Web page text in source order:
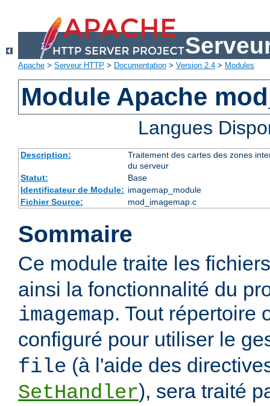
Apache > Serveur HTTP > Documentation > Version 2.4 > Modules
Module Apache
Langues
Description:
Traitement des cartes des zones
du serveur
Statut:
Base
Identificateur de Module: imagemap_module
Fichier Source:
mod_imagemap.c
Sommaire
Ce module traite les
ainsi la fonctionnalité du
imagemap. Tout répertoire
configuré pour utiliser le
file (à l'aide des
SetHandler), sera traité